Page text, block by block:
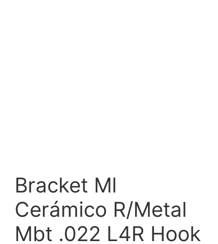
Bracket Ml
Cerámico R/Metal
Mbt .022 L4R Hook